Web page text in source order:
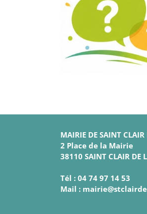
MAIRIE DE SAINT CLAIR
2 Place de la Mairie
38110 SAINT CLAIR DE
Tél : 04 74 97 14 53
Mail :